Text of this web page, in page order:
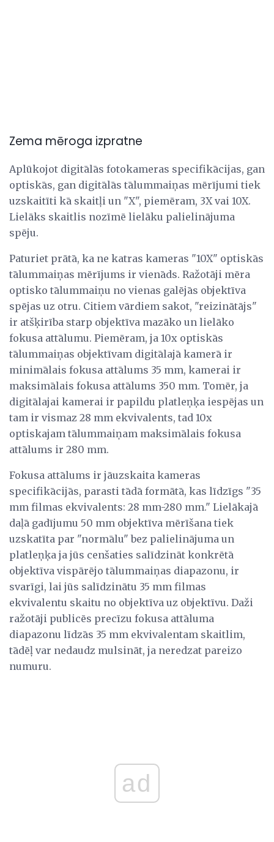
Zema mēroga izpratne
Aplūkojot digitālās fotokameras specifikācijas, gan
optiskās, gan digitālās tālummaiņas mērījumi tiek
uzskaitīti kā skaitļi un "X", piemēram, 3X vai 10X.
Lielāks skaitlis nozīmē lielāku palielinājuma
spēju.
Paturiet prātā, ka ne katras kameras "10X" optiskās
tālummaiņas mērījums ir vienāds. Ražotāji mēra
optisko tālummaiņu no vienas galējās objektīva
spējas uz otru. Citiem vārdiem sakot, "reizinātājs"
ir atšķirība starp objektīva mazāko un lielāko
fokusa attālumu. Piemēram, ja 10x optiskās
tālummaiņas objektīvam digitālajā kamerā ir
minimālais fokusa attālums 35 mm, kamerai ir
maksimālais fokusa attālums 350 mm. Tomēr, ja
digitālajai kamerai ir papildu platleņķa iespējas un
tam ir vismaz 28 mm ekvivalents, tad 10x
optiskajam tālummaiņam maksimālais fokusa
attālums ir 280 mm.
Fokusa attālums ir jāuzskaita kameras
specifikācijās, parasti tādā formātā, kas līdzīgs "35
mm filmas ekvivalents: 28 mm-280 mm." Lielākajā
daļā gadījumu 50 mm objektīva mērīšana tiek
uzskatīta par "normālu" bez palielinājuma un
platleņķa ja jūs cenšaties salīdzināt konkrētā
objektīva vispārējo tālummaiņas diapazonu, ir
svarīgi, lai jūs salīdzinātu 35 mm filmas
ekvivalentu skaitu no objektīva uz objektīvu. Daži
ražotāji publicēs precīzu fokusa attāluma
diapazonu līdzās 35 mm ekvivalentam skaitlim,
tādēļ var nedaudz mulsināt, ja neredzat pareizo
numuru.
ad